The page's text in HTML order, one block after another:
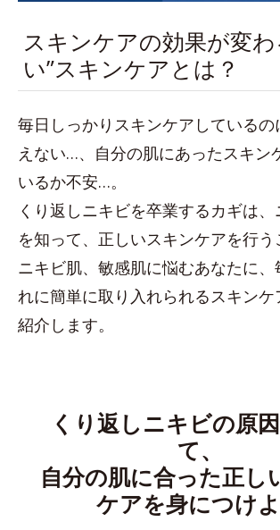
スキンケアの効果が変わ
い”スキンケアとは？
毎日しっかりスキンケアしているの
えない…、自分の肌にあったスキン
いるか不安…。
くり返しニキビを卒業するカギは
を知って、正しいスキンケアを行う
ニキビ肌、敏感肌に悩むあなたに、
れに簡単に取り入れられるスキン
紹介します。
くり返しニキビの原
て、
自分の肌に合った正し
ケアを身につけ